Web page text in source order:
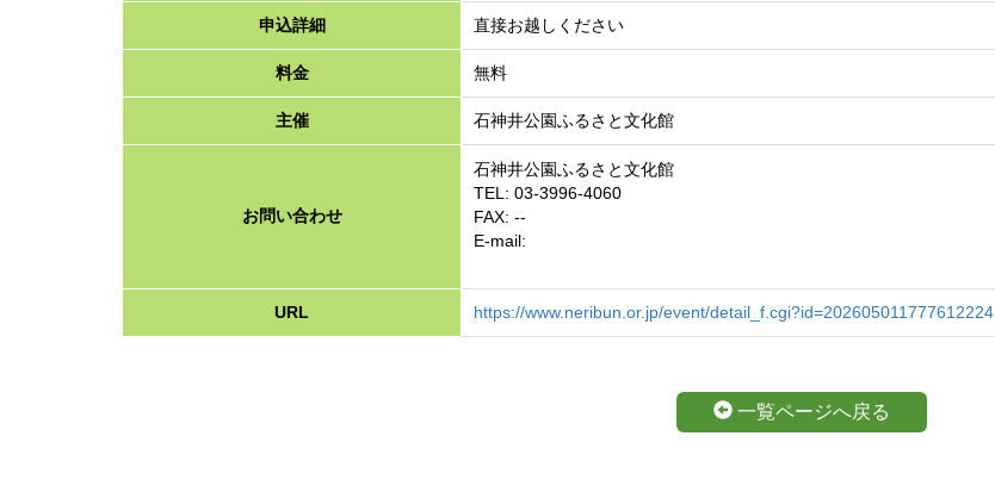
申込詳細 直接お越しください
料金 無料
主催 石神井公園ふるさと文化館
お問い合わせ
石神井公園ふるさと文化館
TEL: 03-3996-4060
FAX: --
E-mail:
URL https://www.neribun.or.jp/event/detail_f.cgi?id=202605011777612224
一覧ページへ戻る